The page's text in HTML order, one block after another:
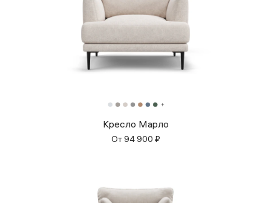
Кресло Марло
От94 900 ₽